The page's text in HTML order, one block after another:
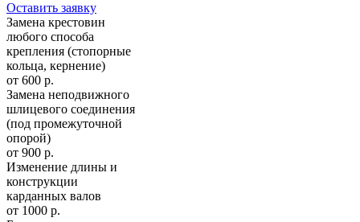
Оставить заявку
Замена крестовин
любого способа
крепления (стопорные
кольца, кернение)
от 600 р.
Замена неподвижного
шлицевого соединения
(под промежуточной
опорой)
от 900 р.
Изменение длины и
конструкции
карданных валов
от 1000 р.